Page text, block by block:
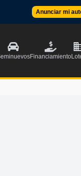
Anunciar mi
Financiamiento